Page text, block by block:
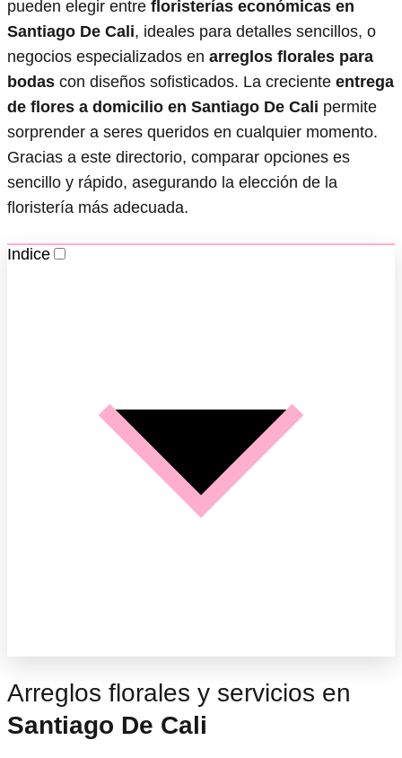
pueden elegir entre floristerías económicas en
Santiago De Cali, ideales para detalles sencillos, o
negocios especializados en arreglos florales para
bodas con diseños sofisticados. La creciente entrega
de flores a domicilio en Santiago De Cali permite
sorprender a seres queridos en cualquier momento.
Gracias a este directorio, comparar opciones es
sencillo y rápido, asegurando la elección de la
floristería más adecuada.
Indice
Arreglos florales y servicios en
Santiago De Cali